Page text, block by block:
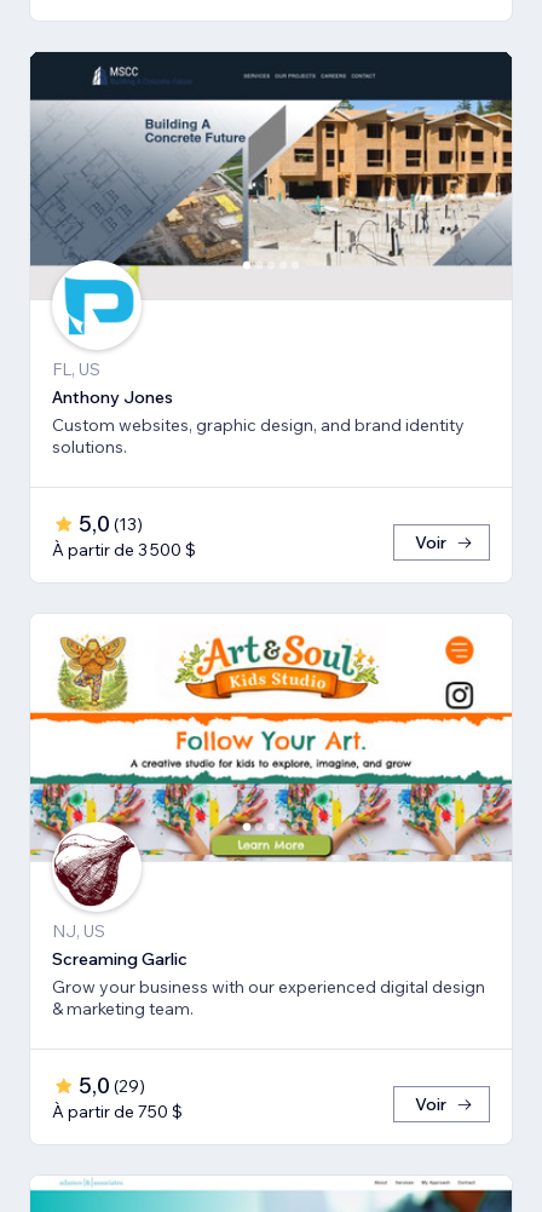
FL, US
Anthony Jones
Custom websites, graphic design, and brand identity
solutions.
5,0 (13)
À partir de 3 500 $
Voir
NJ, US
Screaming Garlic
Grow your business with our experienced digital design
& marketing team.
5,0 (29)
À partir de 750 $
Voir